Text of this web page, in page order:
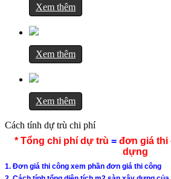
Tư vấn, thiết kế xây dựng
Nhận thầu thi công xây dựng
Xin giấy phép xây dựng
Hoàn công công trình
Đơn giá
Đơn giá thiết kế
Đơn giá thi công phần thô là gì?
Cách tính dự trù chi phí
Tư vấn xây dựng
NHÀ PHỐ
Xem thêm
Xem thêm
Xem thêm
Cách tính dự trù chi phí
* Tổng chi phí dự trù = đơn giá thi
dựng
1. Đơn giá thi công xem phần đơn giá thi công